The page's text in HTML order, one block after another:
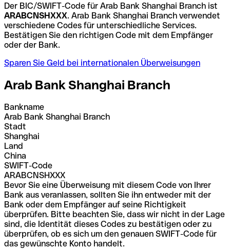
Der BIC/SWIFT-Code für Arab Bank Shanghai Branch ist
ARABCNSHXXX. Arab Bank Shanghai Branch verwendet
verschiedene Codes für unterschiedliche Services.
Bestätigen Sie den richtigen Code mit dem Empfänger
oder der Bank.
Sparen Sie Geld bei internationalen Überweisungen
Arab Bank Shanghai Branch
Bankname
Arab Bank Shanghai Branch
Stadt
Shanghai
Land
China
SWIFT-Code
ARABCNSHXXX
Bevor Sie eine Überweisung mit diesem Code von Ihrer
Bank aus veranlassen, sollten Sie ihn entweder mit der
Bank oder dem Empfänger auf seine Richtigkeit
überprüfen. Bitte beachten Sie, dass wir nicht in der Lage
sind, die Identität dieses Codes zu bestätigen oder zu
überprüfen, ob es sich um den genauen SWIFT-Code für
das gewünschte Konto handelt.